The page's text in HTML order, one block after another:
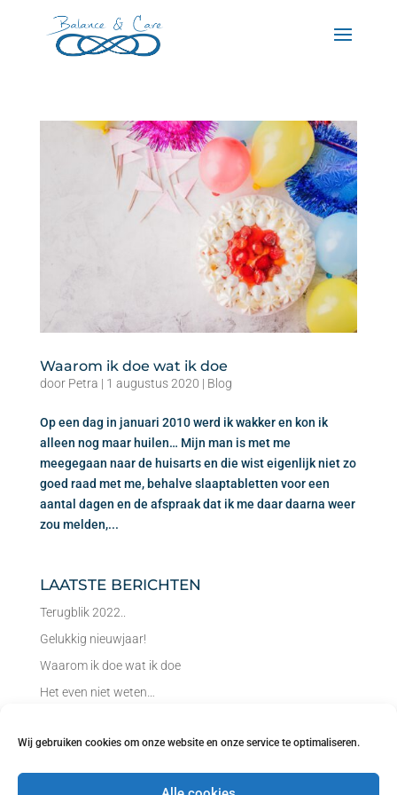
Wij gebruiken cookies om onze website en onze service te optimaliseren.
Waarom ik doe wat ik doe
door Petra | 1 augustus 2020 | Blog
Op een dag in januari 2010 werd ik wakker en kon ik
alleen nog maar huilen… Mijn man is met me
meegegaan naar de huisarts en die wist eigenlijk niet zo
goed raad met me, behalve slaaptabletten voor een
aantal dagen en de afspraak dat ik me daar daarna weer
zou melden,...
Laatste berichten
Terugblik 2022..
Gelukkig nieuwjaar!
Waarom ik doe wat ik doe
Het even niet weten…
Herfst… tijd om los te laten!
Tijd voor reflectie…